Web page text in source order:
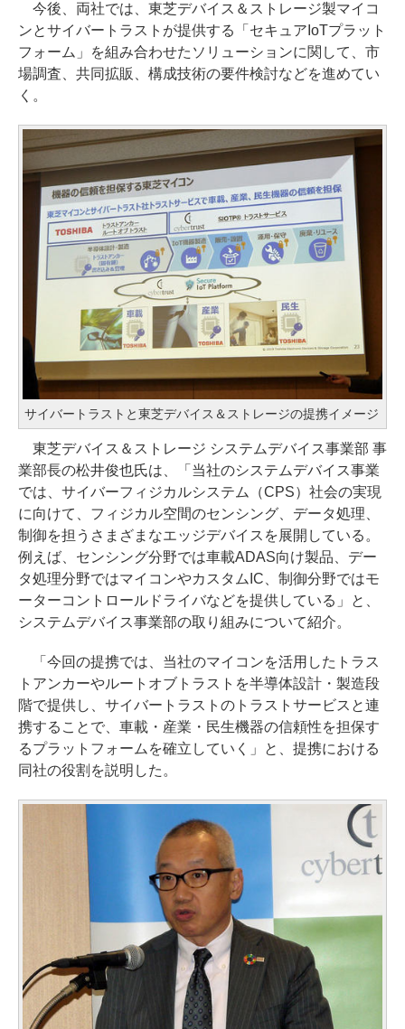
今後、両社では、東芝デバイス＆ストレージ製マイコ
ンとサイバートラストが提供する「セキュアIoTプラット
フォーム」を組み合わせたソリューションに関して、市
場調査、共同拡販、構成技術の要件検討などを進めてい
く。
サイバートラストと東芝デバイス＆ストレージの提携イメージ
東芝デバイス＆ストレージ システムデバイス事業部 事
業部長の松井俊也氏は、「当社のシステムデバイス事業
では、サイバーフィジカルシステム（CPS）社会の実現
に向けて、フィジカル空間のセンシング、データ処理、
制御を担うさまざまなエッジデバイスを展開している。
例えば、センシング分野では車載ADAS向け製品、デー
タ処理分野ではマイコンやカスタムIC、制御分野ではモ
ーターコントロールドライバなどを提供している」と、
システムデバイス事業部の取り組みについて紹介。
「今回の提携では、当社のマイコンを活用したトラス
トアンカーやルートオブトラストを半導体設計・製造段
階で提供し、サイバートラストのトラストサービスと連
携することで、車載・産業・民生機器の信頼性を担保す
るプラットフォームを確立していく」と、提携における
同社の役割を説明した。